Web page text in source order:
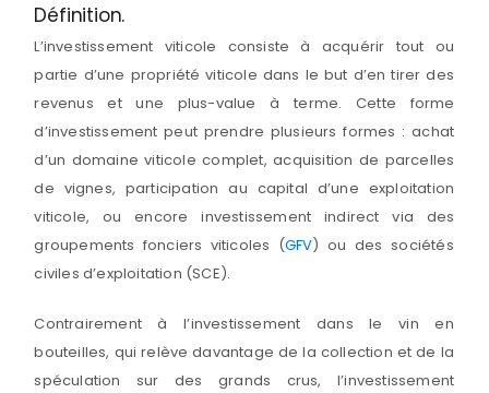
Définition.
L’investissement viticole consiste à acquérir tout ou
partie d’une propriété viticole dans le but d’en tirer des
revenus et une plus-value à terme. Cette forme
d’investissement peut prendre plusieurs formes : achat
d’un domaine viticole complet, acquisition de parcelles
de vignes, participation au capital d’une exploitation
viticole, ou encore investissement indirect via des
groupements fonciers viticoles (GFV) ou des sociétés
civiles d’exploitation (SCE).
Contrairement à l’investissement dans le vin en
bouteilles, qui relève davantage de la collection et de la
spéculation sur des grands crus, l’investissement